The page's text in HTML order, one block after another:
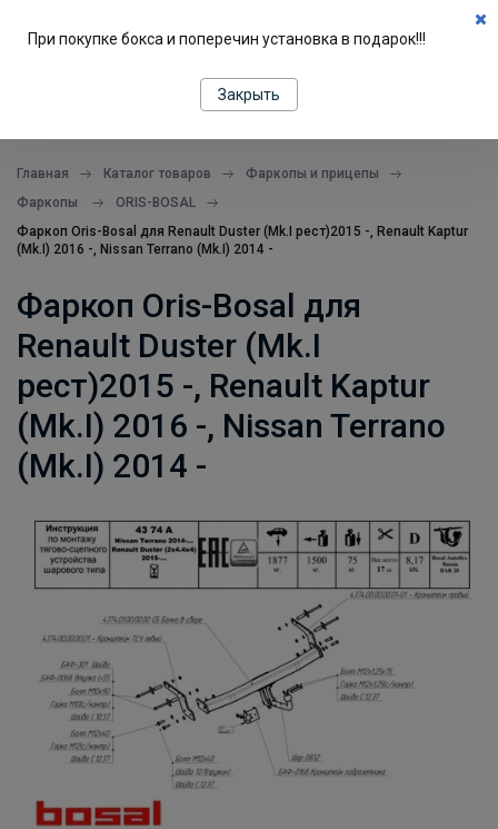
Главная Каталог товаров
Фаркопы и прицепы
Фаркопы
ORIS-BOSAL
Фаркоп Oris-Bosal для Renault Duster (Mk.I рест)2015 -, Renault Kaptur
(Mk.I) 2016 -, Nissan Terrano (Mk.I) 2014 -
Фаркоп Oris-Bosal для
Renault Duster (Mk.I
рест)2015 -, Renault Kaptur
(Mk.I) 2016 -, Nissan Terrano
(Mk.I) 2014 -
При покупке бокса и поперечин установка в подарок!!!
Закрыть